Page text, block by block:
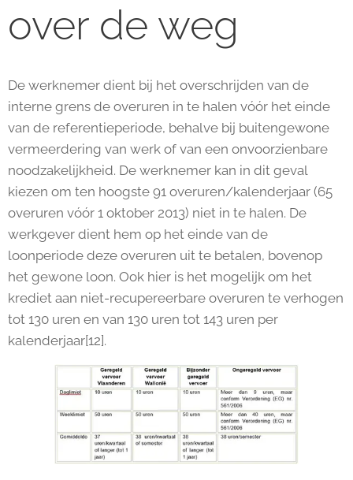
over de weg
De werknemer dient bij het overschrijden van de
interne grens de overuren in te halen vóór het einde
van de referentieperiode, behalve bij buitengewone
vermeerdering van werk of van een onvoorzienbare
noodzakelijkheid. De werknemer kan in dit geval
kiezen om ten hoogste 91 overuren/kalenderjaar (65
overuren vóór 1 oktober 2013) niet in te halen. De
werkgever dient hem op het einde van de
loonperiode deze overuren uit te betalen, bovenop
het gewone loon. Ook hier is het mogelijk om het
krediet aan niet-recupereerbare overuren te verhogen
tot 130 uren en van 130 uren tot 143 uren per
kalenderjaar[12].